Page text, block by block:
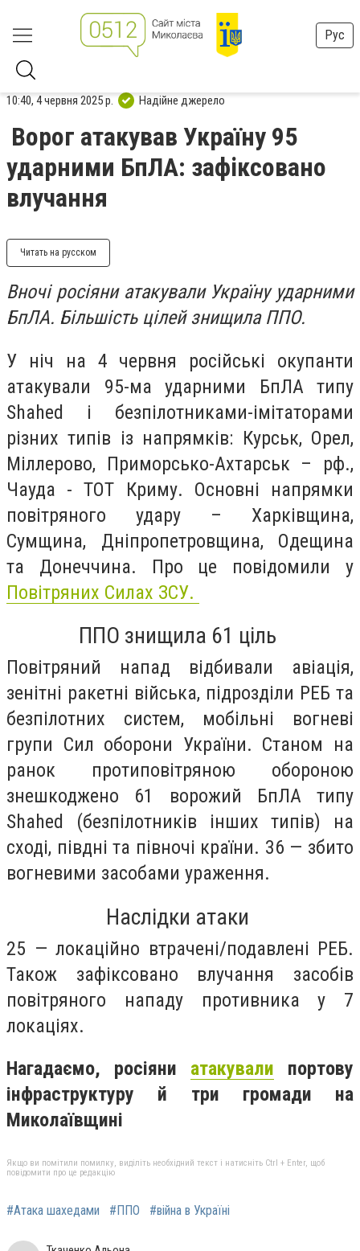
Рус
10:40, 4 червня 2025 р. Надійне джерело
Ворог атакував Україну 95
ударними БпЛА: зафіксовано
влучання
Читать на русском
Вночі росіяни атакували Україну ударними
БпЛА. Більшість цілей знищила ППО.
У ніч на 4 червня російські окупанти
атакували 95-ма ударними БпЛА типу
Shahed і безпілотниками-імітаторами
різних типів із напрямків: Курськ, Орел,
Міллерово, Приморсько-Ахтарськ – рф.,
Чауда - ТОТ Криму. Основні напрямки
повітряного удару – Харківщина,
Сумщина, Дніпропетровщина, Одещина
та Донеччина. Про це повідомили у
Повітряних Силах ЗСУ.
ППО знищила 61 ціль
Повітряний напад відбивали авіація,
зенітні ракетні війська, підрозділи РЕБ та
безпілотних систем, мобільні вогневі
групи Сил оборони України. Станом на
ранок протиповітряною обороною
знешкоджено 61 ворожий БпЛА типу
Shahed (безпілотників інших типів) на
сході, півдні та півночі країни. 36 — збито
вогневими засобами ураження.
Наслідки атаки
25 — локаційно втрачені/подавлені РЕБ.
Також зафіксовано влучання засобів
повітряного нападу противника у 7
локаціях.
Нагадаємо, росіяни атакували портову
інфраструктуру й три громади на
Миколаївщині
Якщо ви помітили помилку, виділіть необхідний текст і натисніть Ctrl + Enter, щоб
повідомити про це редакцію
#Атака шахедами #ППО #війна в Україні